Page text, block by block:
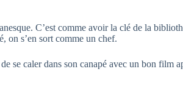
C’est comme avoir la clé de la
on s’en sort comme un chef.
se caler dans son canapé avec un bon film